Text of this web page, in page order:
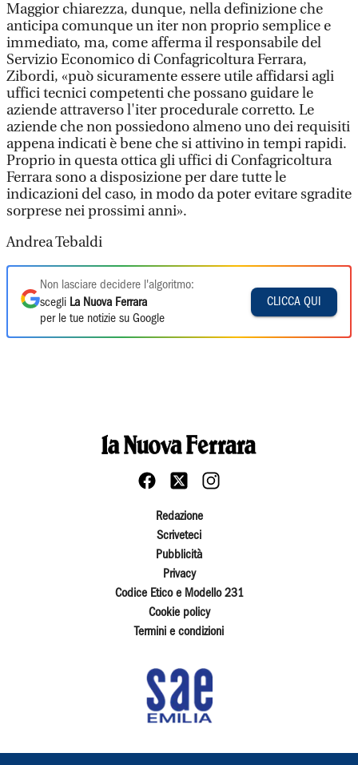
Maggior chiarezza, dunque, nella definizione che
anticipa comunque un iter non proprio semplice e
immediato, ma, come afferma il responsabile del
Servizio Economico di Confagricoltura Ferrara,
Zibordi, «può sicuramente essere utile affidarsi agli
uffici tecnici competenti che possano guidare le
aziende attraverso l'iter procedurale corretto. Le
aziende che non possiedono almeno uno dei requisiti
appena indicati è bene che si attivino in tempi rapidi.
Proprio in questa ottica gli uffici di Confagricoltura
Ferrara sono a disposizione per dare tutte le
indicazioni del caso, in modo da poter evitare sgradite
sorprese nei prossimi anni».
Andrea Tebaldi
Non lasciare decidere l'algoritmo:
scegli La Nuova Ferrara
per le tue notizie su Google
CLICCA QUI
Redazione
Scriveteci
Pubblicità
Privacy
Codice Etico e Modello 231
Cookie policy
Termini e condizioni